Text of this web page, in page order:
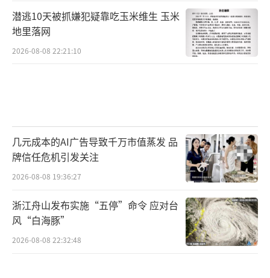
潜逃10天被抓嫌犯疑靠吃玉米维生 玉米
地里落网
2026-08-08 22:21:10
几元成本的AI广告导致千万市值蒸发 品
牌信任危机引发关注
2026-08-08 19:36:27
浙江舟山发布实施“五停”命令 应对台
风“白海豚”
2026-08-08 22:32:48